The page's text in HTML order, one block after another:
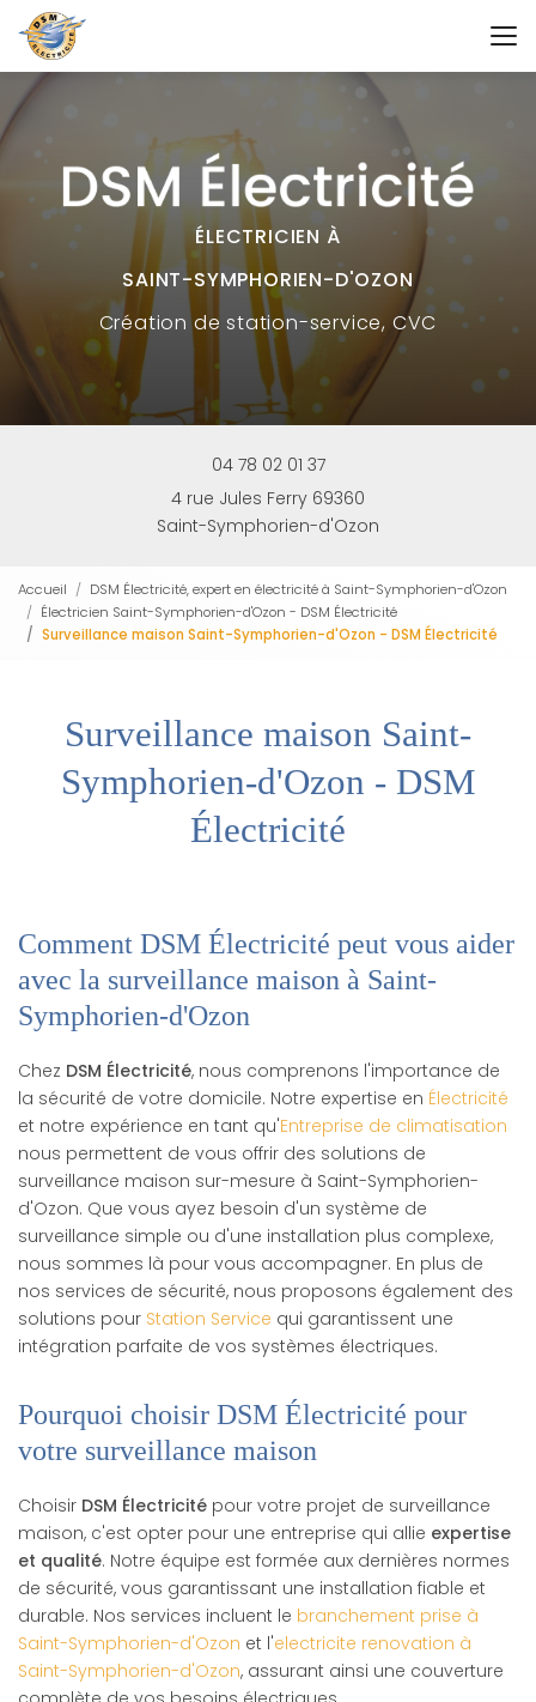
Aller
au
contenu
principal
ÉLECTRICIEN À
SAINT-SYMPHORIEN-D'OZON
Créationde station-service, CVC
04 78 02 01 37
4 rue Jules Ferry 69360
Saint-Symphorien-d'Ozon
Accueil
DSM Électricité, expert en électricité à Saint-Symphorien-d'Ozon
Électricien Saint-Symphorien-d'Ozon - DSM Électricité
Surveillance maison Saint-Symphorien-d'Ozon - DSM Électricité
Surveillance maison Saint-
Symphorien-d'Ozon - DSM
Électricité
Comment DSM Électricité peut vous aider
avec la surveillance maison à Saint-
Symphorien-d'Ozon
Chez DSM Électricité, nous comprenons l'importance de
la sécurité de votre domicile. Notre expertise en Électricité
et notre expérience en tant qu'Entreprise de climatisation
nous permettent de vous offrir des solutions de
surveillance maison sur-mesure à Saint-Symphorien-
d'Ozon. Que vous ayez besoin d'un système de
surveillance simple ou d'une installation plus complexe,
nous sommes là pour vous accompagner. En plus de
nos services de sécurité, nous proposons également des
solutions pour Station Service qui garantissent une
intégration parfaite de vos systèmes électriques.
Pourquoi choisir DSM Électricité pour
votre surveillance maison
Choisir DSM Électricité pour votre projet de surveillance
maison, c'est opter pour une entreprise qui allie expertise
et qualité. Notre équipe est formée aux dernières normes
de sécurité, vous garantissant une installation fiable et
durable. Nos services incluent le branchement prise à
Saint-Symphorien-d'Ozon et l'electricite renovation à
Saint-Symphorien-d'Ozon, assurant ainsi une couverture